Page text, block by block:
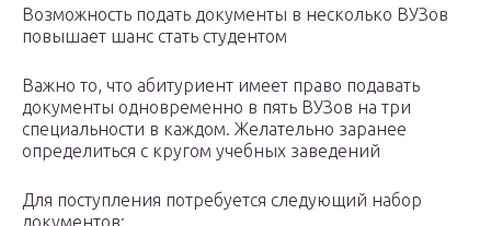
Возможность подать документы в несколько ВУЗов
повышает шанс стать студентом
Важно то, что абитуриент имеет право подавать
документы одновременно в пять ВУЗов на три
специальности в каждом. Желательно заранее
определиться с кругом учебных заведений
Для поступления потребуется следующий набор
документов: